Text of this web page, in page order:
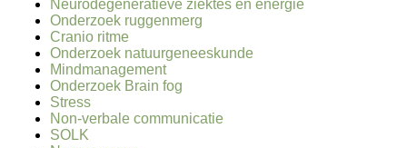
Neurodegeneratieve ziektes en energie
Onderzoek ruggenmerg
Cranio ritme
Onderzoek natuurgeneeskunde
Mindmanagement
Onderzoek Brain fog
Stress
Non-verbale communicatie
SOLK